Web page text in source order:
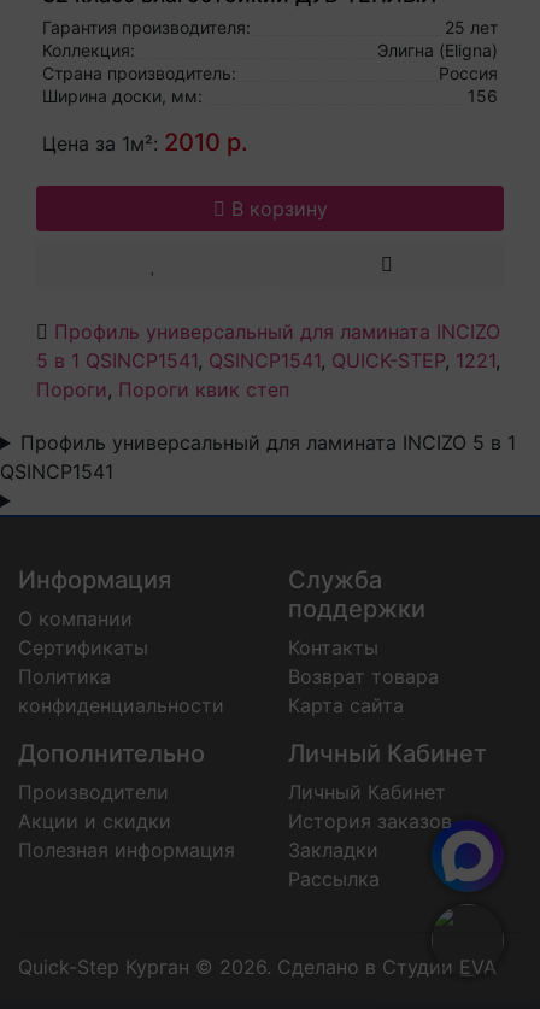
НАТУРАЛЬНЫЙ ПРОМАСЛЕННЫЙ
Гарантия производителя:
25 лет
Коллекция:
Элигна (Eligna)
Страна производитель:
Россия
Ширина доски, мм:
156
Цена за 1м²: 2010 р.
В корзину
Профиль универсальный для ламината INCIZO
5 в 1 QSINCP1541, QSINCP1541, QUICK-STEP, 1221,
Пороги, Пороги квик степ
Профиль универсальный для ламината INCIZO 5 в 1
QSINCP1541
Информация
О компании
Сертификаты
Политика
конфиденциальности
Служба
поддержки
Контакты
Возврат товара
Карта сайта
Дополнительно
Производители
Акции и скидки
Полезная информация
Личный Кабинет
Личный Кабинет
История заказов
Закладки
Рассылка
Quick-Step Курган © 2026. Сделано в Студии EVA